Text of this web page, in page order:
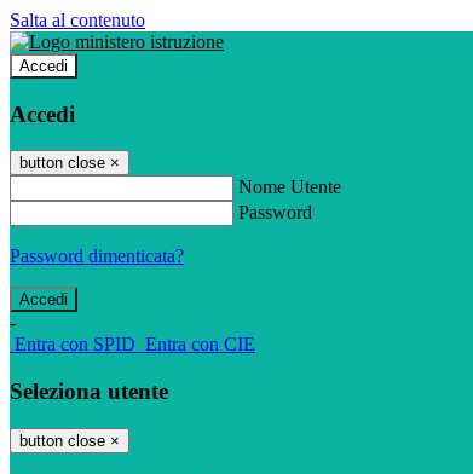
Salta al contenuto
Accedi
Accedi
button close ×
Nome Utente
Password
Password dimenticata?
-
Entra con SPID Entra con CIE
Seleziona utente
button close ×